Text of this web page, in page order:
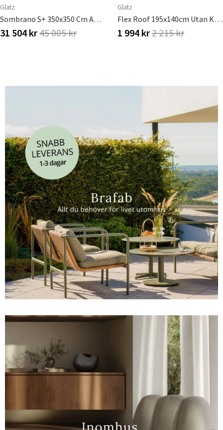
Glatz
Sombrano S+ 350x350 Cm Anodizerad Alu Frihängande Parasoll
31 504 kr45 005 kr
Glatz
Flex Roof 195x140cm Utan Kappa 1 050 Sand White Glatz Basprodukt
1 994 kr2 215 kr